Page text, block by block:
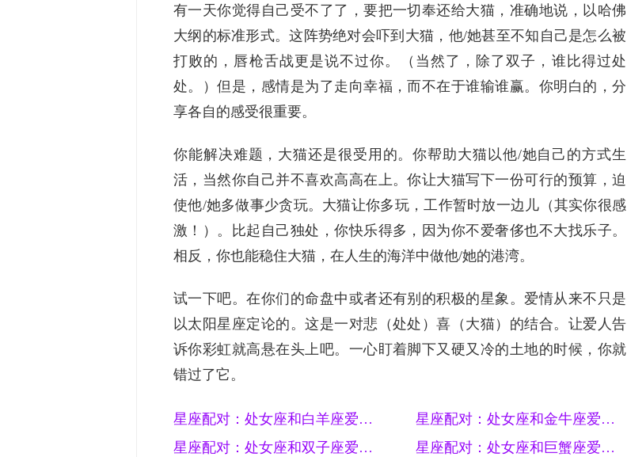
有一天你觉得自己受不了了，要把一切奉还给大猫，准确地说，以哈佛
大纲的标准形式。这阵势绝对会吓到大猫，他/她甚至不知自己是怎么被
打败的，唇枪舌战更是说不过你。（当然了，除了双子，谁比得过处
处。）但是，感情是为了走向幸福，而不在于谁输谁赢。你明白的，分
享各自的感受很重要。
你能解决难题，大猫还是很受用的。你帮助大猫以他/她自己的方式生
活，当然你自己并不喜欢高高在上。你让大猫写下一份可行的预算，迫
使他/她多做事少贪玩。大猫让你多玩，工作暂时放一边儿（其实你很感
激！）。比起自己独处，你快乐得多，因为你不爱奢侈也不大找乐子。
相反，你也能稳住大猫，在人生的海洋中做他/她的港湾。
试一下吧。在你们的命盘中或者还有别的积极的星象。爱情从来不只是
以太阳星座定论的。这是一对悲（处处）喜（大猫）的结合。让爱人告
诉你彩虹就高悬在头上吧。一心盯着脚下又硬又冷的土地的时候，你就
错过了它。
星座配对：处女座和白羊座爱情配对结果
星座配对：处女座和金牛座爱情配对结果
星座配对：处女座和双子座爱情配对结果
星座配对：处女座和巨蟹座爱情配对结果